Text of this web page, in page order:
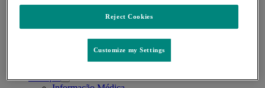
ANTIBIÓTICOS
ANTIFÚNGICOS
ONCOLOGIA
Serviços
Open
Reject Cookies
Customize my Settings